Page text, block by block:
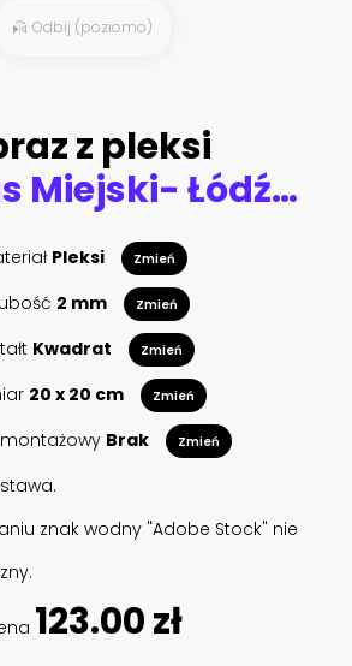
Odbij (poziomo)
z pleksi
Autobus Miejski- Łódź, Polska
Pleksi Zmień
2 mm Zmień
Kwadrat Zmień
20 x 20 cm Zmień
Brak Zmień
znak wodny "Adobe Stock" nie
123.00 zł